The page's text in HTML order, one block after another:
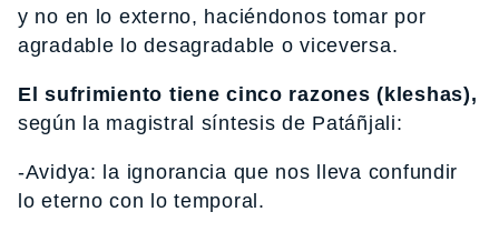
y no en lo externo, haciéndonos tomar por
agradable lo desagradable o viceversa.
El sufrimiento tiene cinco razones (kleshas),
según la magistral síntesis de Patáñjali:
-Avidya: la ignorancia que nos lleva confundir
lo eterno con lo temporal.